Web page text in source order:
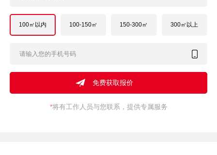
100㎡以内 100-150㎡ 150-300㎡ 300㎡以上
*将有工作人员与您联系，提供专属服务